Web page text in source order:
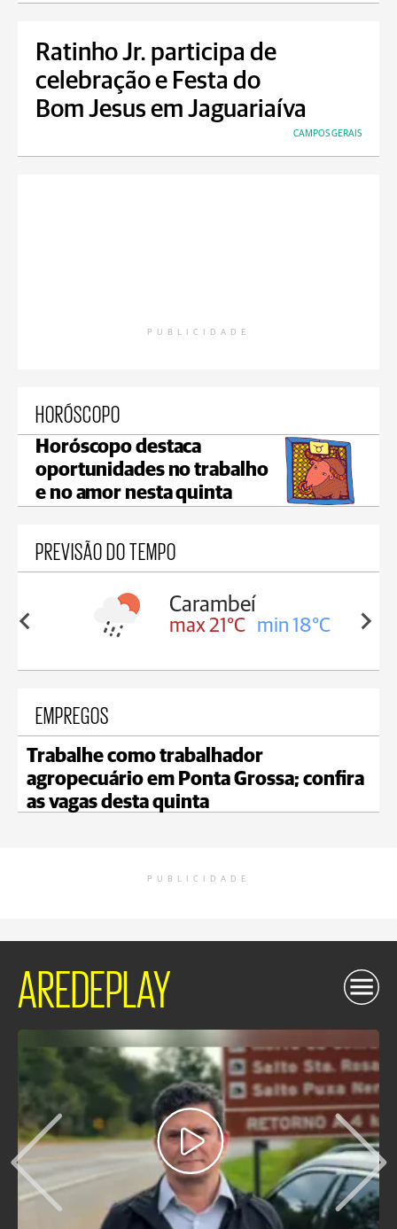
Ratinho Jr. participa de
celebração e Festa do
Bom Jesus em Jaguariaíva
CAMPOS GERAIS
PUBLICIDADE
HORÓSCOPO
Horóscopo destaca
oportunidades no trabalho
e no amor nesta quinta
PREVISÃO DO TEMPO
18°C
Carambeí
max 21°C min 18°C
EMPREGOS
Trabalhe como trabalhador
agropecuário em Ponta Grossa; confira
as vagas desta quinta
PUBLICIDADE
AREDEPLAY